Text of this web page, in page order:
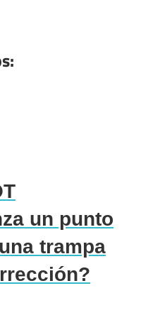
un punto
trampa